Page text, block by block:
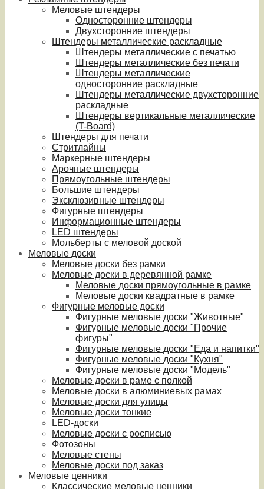
Меловые штендеры
Односторонние штендеры
Двухсторонние штендеры
Штендеры металлические раскладные
Штендеры металлические с печатью
Штендеры металлические без печати
Штендеры металлические
односторонние раскладные
Штендеры металлические двухсторонние
раскладные
Штендеры вертикальные металлические
(T-Board)
Штендеры для печати
Стритлайны
Маркерные штендеры
Арочные штендеры
Прямоугольные штендеры
Большие штендеры
Эксклюзивные штендеры
Фигурные штендеры
Информационные штендеры
LED штендеры
Мольберты с меловой доской
Меловые доски
Меловые доски без рамки
Меловые доски в деревянной рамке
Меловые доски прямоугольные в рамке
Меловые доски квадратные в рамке
Фигурные меловые доски
Фигурные меловые доски "Животные"
Фигурные меловые доски "Прочие
фигуры"
Фигурные меловые доски "Еда и напитки"
Фигурные меловые доски "Кухня"
Фигурные меловые доски "Модель"
Меловые доски в раме с полкой
Меловые доски в алюминиевых рамах
Меловые доски для улицы
Меловые доски тонкие
LED-доски
Меловые доски с росписью
Фотозоны
Меловые стены
Меловые доски под заказ
Меловые ценники
Классические меловые ценники